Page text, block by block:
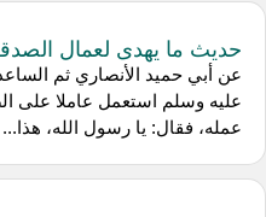
حديث ما يهدى لعمال
عن أبي حميد الأنصاري ثم
عليه وسلم استعمل عاملا على
عمله، فقال: يا رسول الله، هذا...